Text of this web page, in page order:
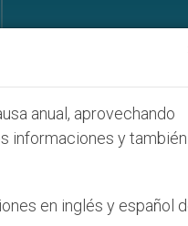
ante caso de
anual, aprovechando
informaciones y también
en inglés y español